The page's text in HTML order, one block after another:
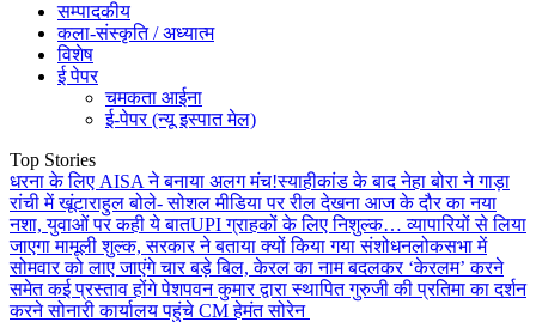
सम्पादकीय
कला-संस्कृति / अध्यात्म
विशेष
ई पेपर
चमकता आईना
ई-पेपर (न्यू इस्पात मेल)
Top Stories
धरना के लिए AISA ने बनाया अलग मंच!स्याहीकांड के बाद नेहा बोरा ने गाड़ा
रांची में खूंटाराहुल बोले- सोशल मीडिया पर रील देखना आज के दौर का नया
नशा, युवाओं पर कही ये बातUPI ग्राहकों के लिए निशुल्क… व्यापारियों से लिया
जाएगा मामूली शुल्क, सरकार ने बताया क्यों किया गया संशोधनलोकसभा में
सोमवार को लाए जाएंगे चार बड़े बिल, केरल का नाम बदलकर ‘केरलम’ करने
समेत कई प्रस्ताव होंगे पेशपवन कुमार द्वारा स्थापित गुरुजी की प्रतिमा का दर्शन
करने सोनारी कार्यालय पहुंचे CM हेमंत सोरेन